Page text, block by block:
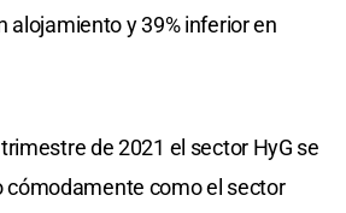
alojamiento y 39% inferior en
de 2021 el sector HyG se
cómodamente como el sector